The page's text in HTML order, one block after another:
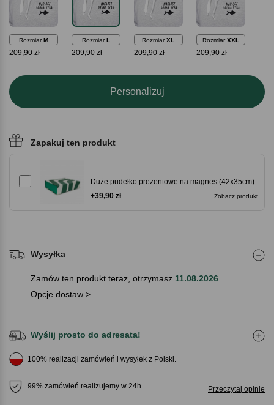
Rozmiar M
209,90 zł
Rozmiar L
209,90 zł
RozmiarXL
209,90 zł
Rozmiar XXL
209,90 zł
Personalizuj
Zapakuj ten produkt
Duże pudełko prezentowe na magnes (42x35cm)
Zobacz produkt
+39,90 zł
Wysyłka
Zamów ten produkt teraz, otrzymasz 11.08.2026
Opcje dostaw >
Wyślij prosto do adresata!
100% realizacji zamówień i wysyłek z Polski.
99% zamówień realizujemy w 24h. Przeczytaj opinie